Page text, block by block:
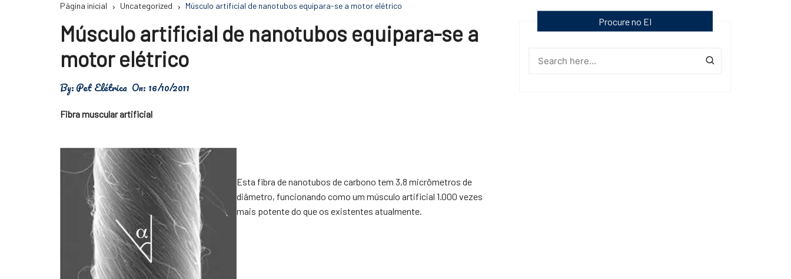
Energia
Física
Meio Ambiente
Tecnologia
Página inicial Uncategorized Músculo artificial de nanotubos equipara-se a motor elétrico
Músculo artificial de nanotubos equipara-se a
motor elétrico
By:Pet Elétrica On: 16/10/2011
Fibra muscular artificial
Esta fibra de nanotubos de carbono tem 3,8 micrômetros de
diâmetro, funcionando como um músculo artificial 1.000 vezes
mais potente do que os existentes atualmente.
Procure no EI